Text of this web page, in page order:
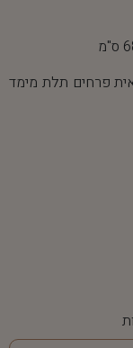
פרחים תלת מימד